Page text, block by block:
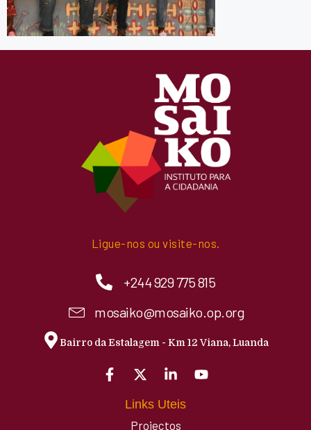
Ligue-nos ou visite-nos.
+244 929 775 815
mosaiko@mosaiko.op.org
Bairro da Estalagem - Km 12 Viana, Luanda
Links Uteis
Projectos